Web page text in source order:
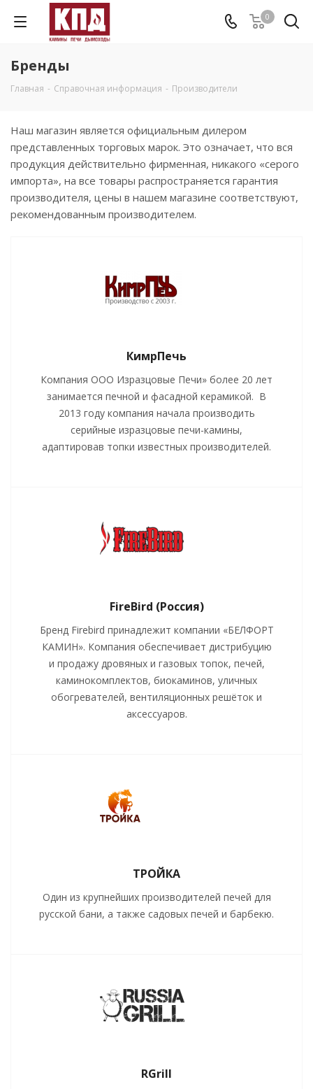
0
Бренды
Главная - Справочная информация - Производители
Наш магазин является официальным дилером
представленных торговых марок. Это означает, что вся
продукция действительно фирменная, никакого «серого
импорта», на все товары распространяется гарантия
производителя, цены в нашем магазине соответствуют,
рекомендованным производителем.
КимрПечь
Компания ООО Изразцовые Печи» более 20 лет
занимается печной и фасадной керамикой. В
2013 году компания начала производить
серийные изразцовые печи-камины,
адаптировав топки известных производителей.
FireBird (Россия)
Бренд Firebird принадлежит компании «БЕЛФОРТ
КАМИН». Компания обеспечивает дистрибуцию
и продажу дровяных и газовых топок, печей,
каминокомплектов, биокаминов, уличных
обогревателей, вентиляционных решёток и
аксессуаров.
ТРОЙКА
Один из крупнейших производителей печей для
русской бани, а также садовых печей и барбекю.
RGrill